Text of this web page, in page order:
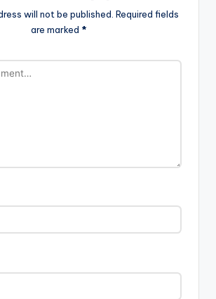
will not be published. Required fields
are marked *